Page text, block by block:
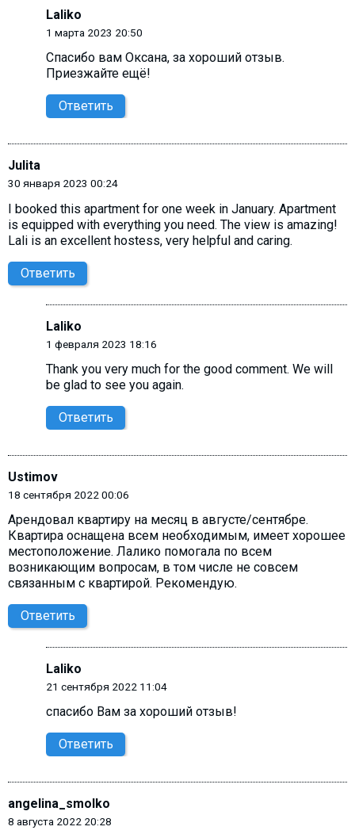
Laliko
1 марта 2023 20:50
Cпасибо вам Оксана, за хороший отзыв.
Приезжайте ещё!
Ответить
Julita
30 января 2023 00:24
I booked this apartment for one week in January. Apartment
is equipped with everything you need. The view is amazing!
Lali is an excellent hostess, very helpful and caring.
Ответить
Laliko
1 февраля 2023 18:16
Thank you very much for the good comment. We will
be glad to see you again.
Ответить
Ustimov
18 сентября 2022 00:06
Арендовал квартиру на месяц в августе/сентябре.
Квартира оснащена всем необходимым, имеет хорошее
местоположение. Лалико помогала по всем
возникающим вопросам, в том числе не совсем
связанным с квартирой. Рекомендую.
Ответить
Laliko
21 сентября 2022 11:04
спасибо Вам за хороший отзыв!
Ответить
angelina_smolko
8 августа 2022 20:28